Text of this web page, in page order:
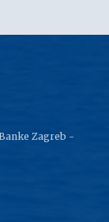
Zagreb -